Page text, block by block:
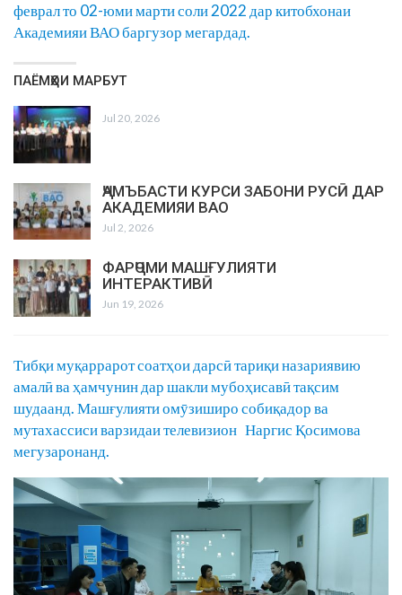
феврал то 02-юми марти соли 2022 дар китобхонаи
Академияи ВАО баргузор мегардад.
ПАЁМҲОИ МАРБУТ
Jul 20, 2026
ҶАМЪБАСТИ КУРСИ ЗАБОНИ РУСӢ ДАР
АКАДЕМИЯИ ВАО
Jul 2, 2026
ФАРҶОМИ МАШҒУЛИЯТИ
ИНТЕРАКТИВӢ
Jun 19, 2026
Тибқи муқаррарот соатҳои дарсӣ тариқи назариявию
амалӣ ва ҳамчунин дар шакли мубоҳисавӣ тақсим
шудаанд. Машғулияти омӯзиширо собиқадор ва
мутахассиси варзидаи телевизион Наргис Қосимова
мегузаронанд.